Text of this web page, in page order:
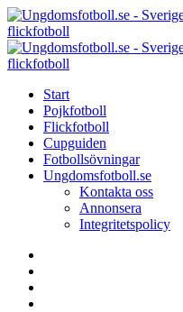
Menu
Search
Menu
Start
Pojkfotboll
Flickfotboll
Cupguiden
Fotbollsövningar
Ungdomsfotboll.se
Kontakta oss
Annonsera
Integritetspolicy